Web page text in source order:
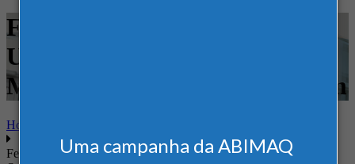
Uma campanha da ABIMAQ
Feiras - Chicago, IL - Estados
Unidos - Feira Nacional -
Movimentação e Armazenagem
Home
Feiras